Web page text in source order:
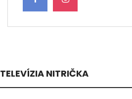
TELEVÍZIA NITRIČKA